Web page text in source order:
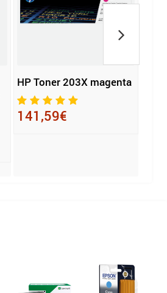
HP Toner 203X magenta
141,59€